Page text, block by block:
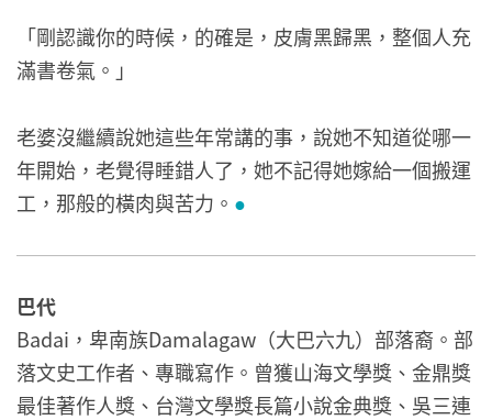
「剛認識你的時候，的確是，皮膚黑歸黑，整個人充
滿書卷氣。」
老婆沒繼續說她這些年常講的事，說她不知道從哪一
年開始，老覺得睡錯人了，她不記得她嫁給一個搬運
工，那般的橫肉與苦力。 ●
巴代
Badai，卑南族Damalagaw（大巴六九）部落裔。部
落文史工作者、專職寫作。曾獲山海文學獎、金鼎獎
最佳著作人獎、台灣文學獎長篇小說金典獎、吳三連